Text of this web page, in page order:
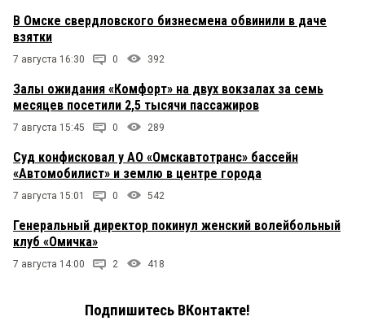
В Омске свердловского бизнесмена обвинили в даче
взятки
7 августа 16:30 0 392
Залы ожидания «Комфорт» на двух вокзалах за семь
месяцев посетили 2,5 тысячи пассажиров
7 августа 15:45 0 289
Суд конфисковал у АО «Омскавтотранс» бассейн
«Автомобилист» и землю в центре города
7 августа 15:01 0 542
Генеральный директор покинул женский волейбольный
клуб «Омичка»
7 августа 14:00 2 418
Подпишитесь ВКонтакте!